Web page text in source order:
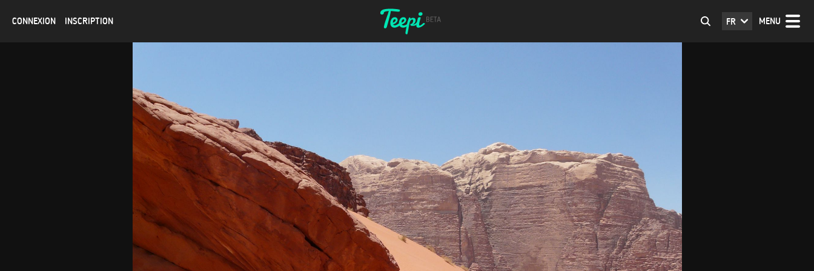
CONNEXION INSCRIPTION MENU
FR